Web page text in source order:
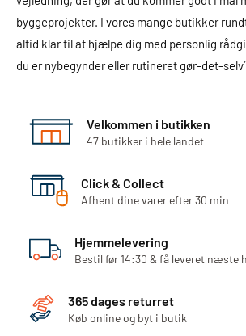
byggeprojekter. I vores mange butikker
altid klar til at hjælpe dig med personlig
du er nybegynder eller rutineret gør-det-
Velkommen i butikken
47 butikker i hele landet
Click & Collect
Afhent dine varer efter 30 min
Hjemmelevering
Bestil før 14:30 & få leveret næste
365 dages returret
Køb online og byt i butik